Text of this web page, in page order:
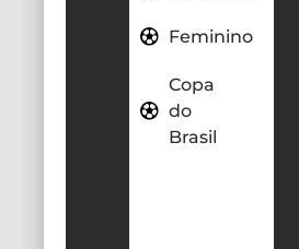
Feminino
Copa
do
Brasil